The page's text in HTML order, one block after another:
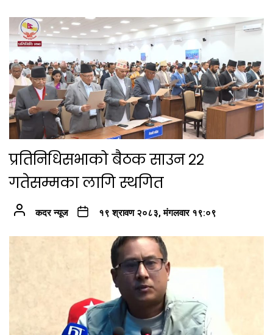
प्रतिनिधिसभाको बैठक साउन २२
गतेसम्मका लागि स्थगित
कदर न्यूज १९ श्रावण २०८३, मंगलवार १९:०९